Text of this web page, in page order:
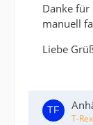
Danke für
manuell
Liebe
T-